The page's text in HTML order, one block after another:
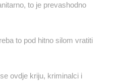
to je prevashodno
to pod hitno silom vratiti
ovdje kriju, kriminalci i